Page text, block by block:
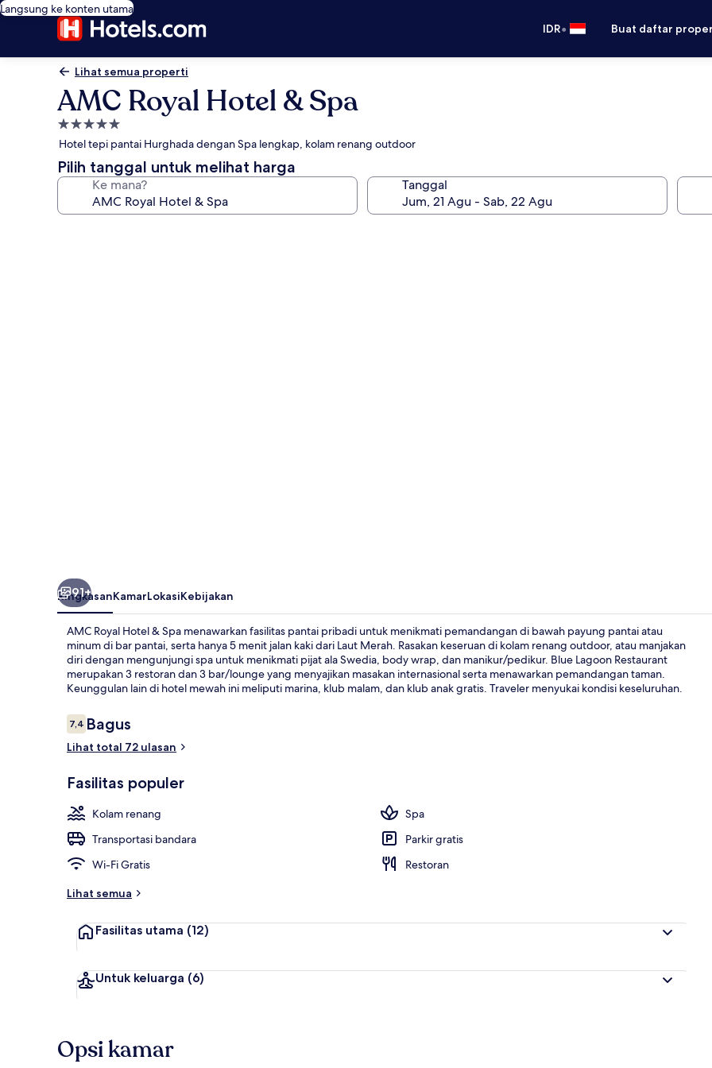
Langsung ke konten utama
IDR• Buat daftar
Lihat semua properti
AMC Royal Hotel & Spa
Properti
bintang
5.0
Hotel tepi pantai Hurghada dengan Spa lengkap, kolam renang outdoor
Pilih tanggal untuk melihat harga
Ke mana? Tanggal
Kamar
91+
RingkasanKamarLokasiKebijakan
AMC Royal Hotel & Spa menawarkan fasilitas pantai pribadi untuk menikmati pemandangan di bawah payung pantai atau
minum di bar pantai, serta hanya 5 menit jalan kaki dari Laut Merah. Rasakan keseruan di kolam renang outdoor, atau manjakan
diri dengan mengunjungi spa untuk menikmati pijat ala Swedia, body wrap, dan manikur/pedikur. Blue Lagoon Restaurant
merupakan 3 restoran dan 3 bar/lounge yang menyajikan masakan internasional serta menawarkan pemandangan taman.
Keunggulan lain di hotel mewah ini meliputi marina, klub malam, dan klub anak gratis. Traveler menyukai kondisi keseluruhan.
Ulasan
7,47,4 dari 10
Bagus
Lihat total 72 ulasan
Fasilitas populer
Kolam renang
Spa
Transportasi bandara
Parkir gratis
Wi-Fi Gratis
Restoran
Lihat semua
Fasilitas utama (12)
Untuk keluarga (6)
Opsi kamar